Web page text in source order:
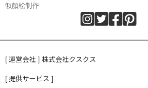
似顔絵制作
[ 運営会社 ] 株式会社クスクス
[ 提供サービス ]